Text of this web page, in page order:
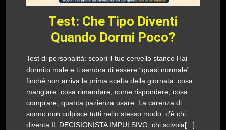
Test: Che Tipo Diventi
Quando Dormi Poco?
Test di personalità: scopri il tuo cervello stanco Hai
dormito male e ti sembra di essere “quasi normale”,
finché non arriva la prima scelta della giornata: cosa
mangiare, cosa rimandare, come rispondere, cosa
comprare, quanta pazienza usare. La carenza di
sonno non colpisce tutti nello stesso modo: c’è chi
diventa IL DECISIONISTA IMPULSIVO, chi scivola[...]